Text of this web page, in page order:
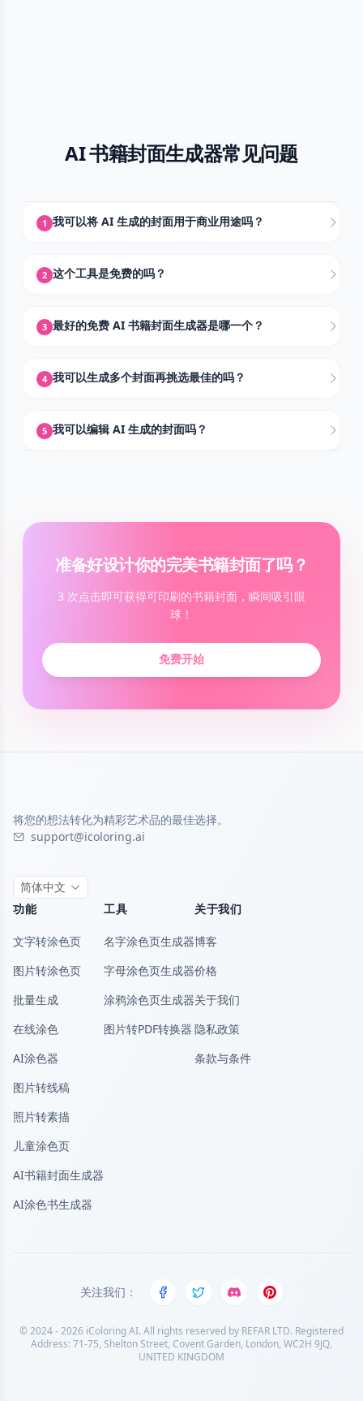
AI 书籍封面生成器常见问题
1 我可以将 AI 生成的封面用于商业用途吗？
2 这个工具是免费的吗？
3 最好的免费 AI 书籍封面生成器是哪一个？
4 我可以生成多个封面再挑选最佳的吗？
5 我可以编辑 AI 生成的封面吗？
准备好设计你的完美书籍封面了吗？
3 次点击即可获得可印刷的书籍封面，瞬间吸引眼
球！
免费开始
将您的想法转化为精彩艺术品的最佳选择。
support@icoloring.ai
简体中文
功能
文字转涂色页
图片转涂色页
批量生成
在线涂色
AI涂色器
图片转线稿
照片转素描
儿童涂色页
AI书籍封面生成器
AI涂色书生成器
工具
名字涂色页生成器
字母涂色页生成器
涂鸦涂色页生成器
图片转PDF转换器
关于我们
博客
价格
关于我们
隐私政策
条款与条件
关注我们：
© 2024 - 2026 iColoring AI. All rights reserved by REFAR LTD. Registered
Address: 71-75, Shelton Street, Covent Garden, London, WC2H 9JQ,
UNITED KINGDOM